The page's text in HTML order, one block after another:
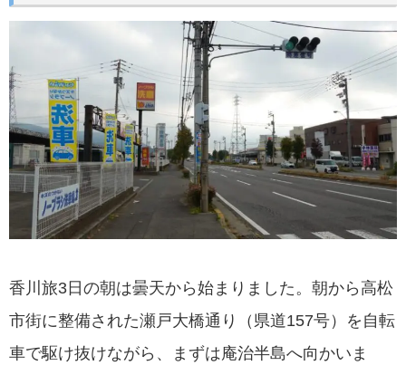
香川旅3日の朝は曇天から始まりました。朝から高松
市街に整備された瀬戸大橋通り（県道157号）を自転
車で駆け抜けながら、まずは庵治半島へ向かいま